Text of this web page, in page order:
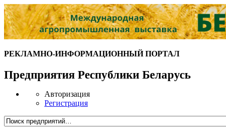
РЕКЛАМНО-ИНФОРМАЦИОННЫЙ ПОРТАЛ
Предприятия Республики Беларусь
Авторизация
Регистрация